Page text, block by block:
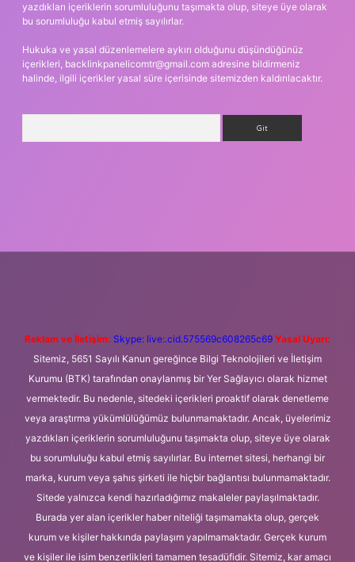
yazdıkları içeriklerin sorumluluğunu taşımakta olup, siteye üye olarak
bu sorumluluğu kabul etmiş sayılırlar.
Hukuka ve yasal düzenlemelere aykırı olduğunu düşündüğünüz
içerikleri, backlinkpanelicomtr@gmail.com adresine bildirmeniz
halinde, ilgili içerikler yasal süre içerisinde sitemizden kaldırılacaktır.
Reklam ve İletişim: Skype: live:.cid.575569c608265c69 Yasal Uyarı:
Sitemiz, 5651 Sayılı Kanun gereğince Bilgi Teknolojileri ve İletişim
Kurumu (BTK) tarafından onaylanmış bir Yer Sağlayıcı olarak hizmet
vermektedir. Bu nedenle, sitedeki içerikleri proaktif olarak denetleme
veya araştırma yükümlülüğümüz bulunmamaktadır. Ancak, üyelerimiz
yazdıkları içeriklerin sorumluluğunu taşımakta olup, siteye üye olarak
bu sorumluluğu kabul etmiş sayılırlar. Bu internet sitesi, herhangi bir
marka, kurum veya şahıs şirketi ile hiçbir bağlantısı bulunmamaktadır.
Sitede yalnızca kendi hazırladığımız makaleler paylaşılmaktadır.
Burada yer alan içerikler haber niteliği taşımamakta olup, gerçek
kurum ve kişiler hakkında paylaşım yapılmamaktadır. Gerçek kurum
ve kişiler ile isim benzerlikleri tamamen tesadüfidir. Sitemiz, kar amacı